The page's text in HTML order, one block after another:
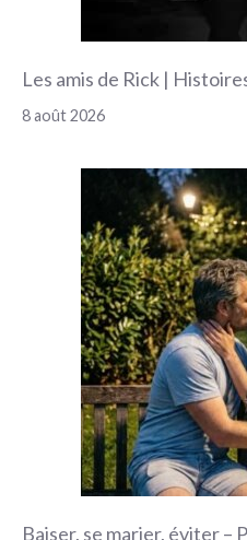
Les amis de Rick |
8 août 2026
Baiser, se marier, éviter –